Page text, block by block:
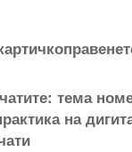
тема
на